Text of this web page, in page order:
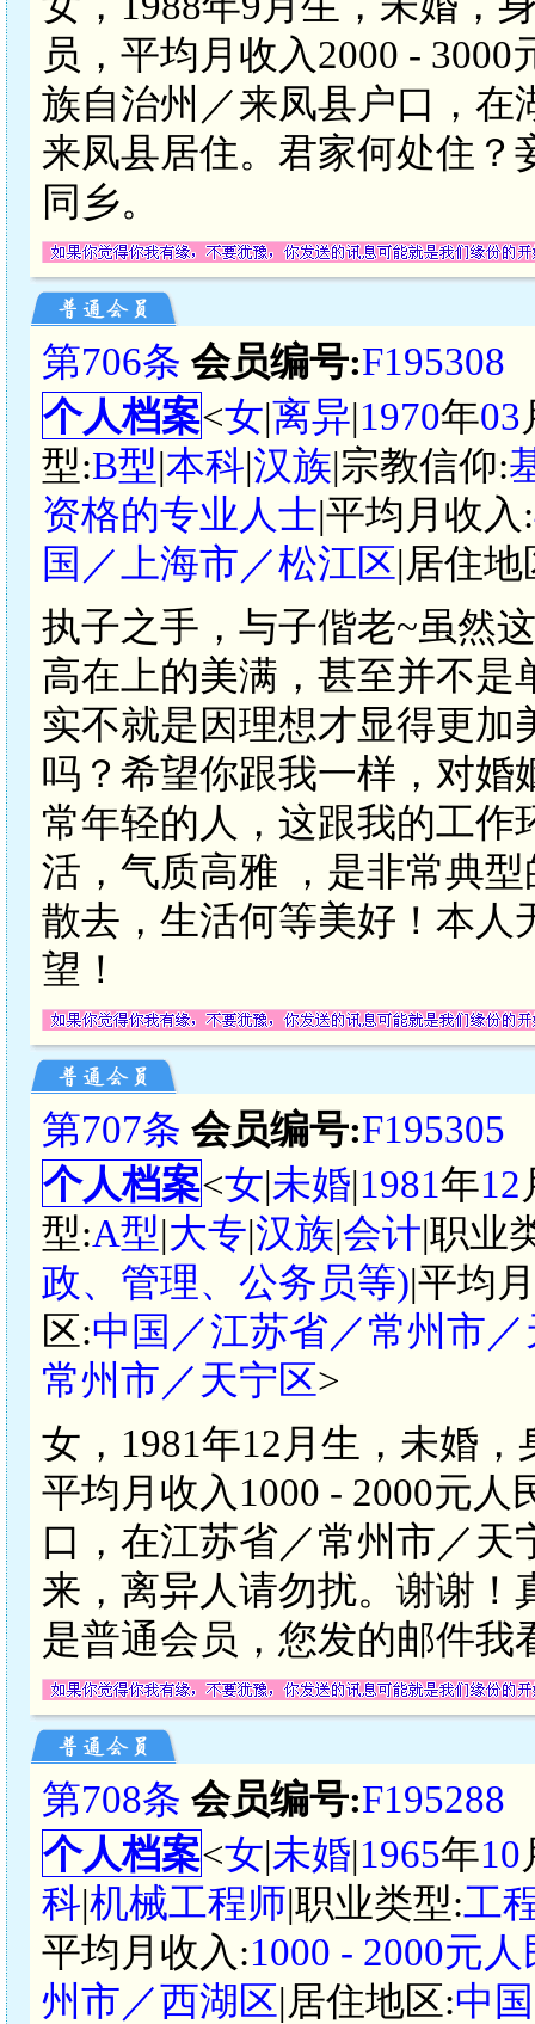
员，平均月收入2000 -
族自治州／来凤县户口，在
来凤县居住。君家何处住？
同乡。
第706条 会员编号:F195308
个人档案<女|离异|1970年03
型:B型|本科|汉族|宗教信仰:
资格的专业人士|平均月收入:
国／上海市／松江区|居住地
执子之手，与子偕老~虽然
高在上的美满，甚至并不是
实不就是因理想才显得更加
吗？希望你跟我一样，对婚
常年轻的人，这跟我的工作
活，气质高雅 ，是非常典
散去，生活何等美好！本人
望！
第707条 会员编号:F195305
个人档案<女|未婚|1981年12
型:A型|大专|汉族|会计|职业
政、管理、公务员等)|平均
区:中国／江苏省／常州市
常州市／天宁区>
女，1981年12月生，未婚
平均月收入1000 - 2000元
口，在江苏省／常州市／
来，离异人请勿扰。谢谢！
是普通会员，您发的邮件我
第708条 会员编号:F195288
个人档案<女|未婚|1965年10
科|机械工程师|职业类型:工
平均月收入:1000 - 2000元
州市／西湖区|居住地区:中